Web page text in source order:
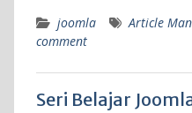
joomla Article
comment
Seri Belajar